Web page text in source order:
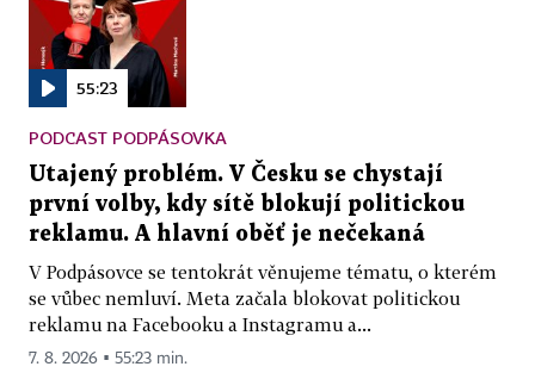
55:23
PODCAST PODPÁSOVKA
Utajený problém. V Česku se chystají
první volby, kdy sítě blokují politickou
reklamu. A hlavní oběť je nečekaná
V Podpásovce se tentokrát věnujeme tématu, o kterém
se vůbec nemluví. Meta začala blokovat politickou
reklamu na Facebooku a Instagramu a...
7. 8. 2026 ▪ 55:23 min.